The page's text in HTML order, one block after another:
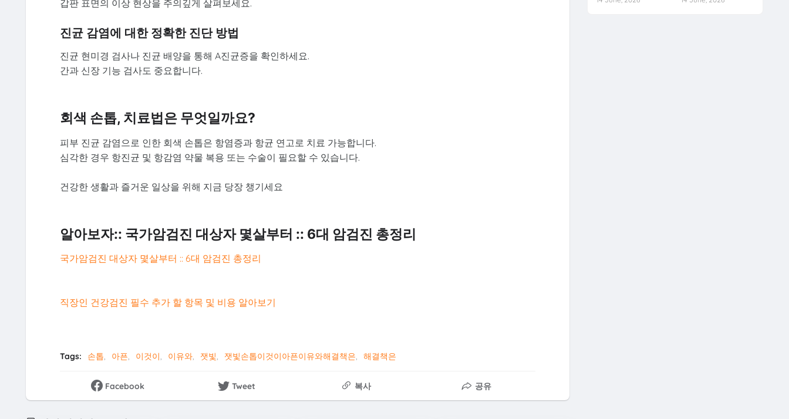
갑판 표면의 이상 현상을 주의깊게 살펴보세요.
진균 감염에 대한 정확한 진단 방법
진균 현미경 검사나 진균 배양을 통해 A진균증을 확인하세요.
간과 신장 기능 검사도 중요합니다.
회색 손톱, 치료법은 무엇일까요?
피부 진균 감염으로 인한 회색 손톱은 항염증과 항균 연고로 치료 가능합니다.
심각한 경우 항진균 및 항감염 약물 복용 또는 수술이 필요할 수 있습니다.
건강한 생활과 즐거운 일상을 위해 지금 당장 챙기세요
알아보자:: 국가암검진 대상자 몇살부터 :: 6대 암검진 총정리
국가암검진 대상자 몇살부터 :: 6대 암검진 총정리
직장인 건강검진 필수 추가 할 항목 및 비용 알아보기
Tags: 손톱 아픈 이것이 이유와 잿빛 잿빛손톱이것이아픈이유와해결책은 해결책은
Facebook Tweet 복사 공유